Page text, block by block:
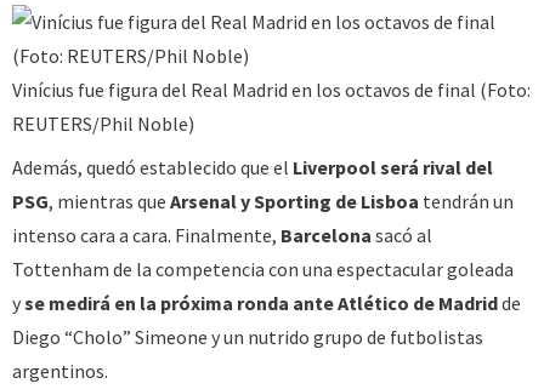
Vinícius fue figura del Real Madrid en los octavos de final (Foto:
REUTERS/Phil Noble)
Además, quedó establecido que el Liverpool será rival del
PSG, mientras que Arsenal y Sporting de Lisboa tendrán un
intenso cara a cara. Finalmente, Barcelona sacó al
Tottenham de la competencia con una espectacular goleada
yse medirá en la próxima ronda ante Atlético de Madridde
Diego “Cholo” Simeone y un nutrido grupo de futbolistas
argentinos.